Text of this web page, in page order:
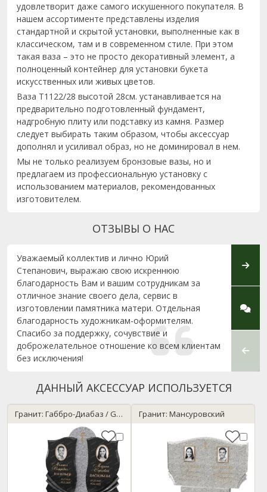
удовлетворит даже самого искушенного покупателя. В
нашем ассортименте представлены изделия
стандартной и скрытой установки, выполненные как в
классическом, там и в современном стиле. При этом
такая ваза – это не просто декоративный элемент, а
полноценный контейнер для установки букета
искусственных или живых цветов.
Ваза T1122/28 высотой 28см. устанавливается на
предварительно подготовленный фундамент,
надгробную плиту или подставку из камня. Размер
следует выбирать таким образом, чтобы аксессуар
дополнял и усиливал образ, но не доминировал в нем.
Мы не только реализуем бронзовые вазы, но и
предлагаем из профессиональную установку с
использованием материалов, рекомендованных
изготовителем.
ОТЗЫВЫ О НАС
Уважаемый коллектив и лично Юрий
Степанович, выражаю свою искреннюю
благодарность Вам и вашим сотрудникам за
отличное знание своего дела, сервис в
изготовлении памятника матери. Отдельная
благодарность художникам-оформителям.
Спасибо за поддержку, сочувствие и
доброжелательное отношение ко всем клиентам
без исключения!
отца
с
Могу
ДАННЫЙ АКСЕССУАР ИСПОЛЬЗУЕТСЯ
Гранит: Габбро-Диабаз / G-603 Гранит: Мансуровский